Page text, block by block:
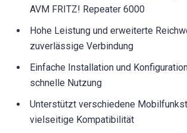
AVM FRITZ! Repeater 6000
Hohe Leistung und erweiterte
zuverlässige Verbindung
Einfache Installation und
schnelle Nutzung
Unterstützt verschiedene
vielseitige Kompatibilität